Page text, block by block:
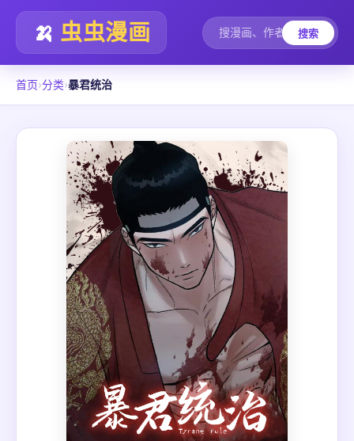
🍌 虫虫漫画 搜索
首页›分类›暴君统治